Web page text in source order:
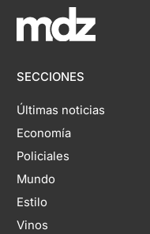
SECCIONES
Últimas noticias
Economía
Policiales
Mundo
Estilo
Vinos